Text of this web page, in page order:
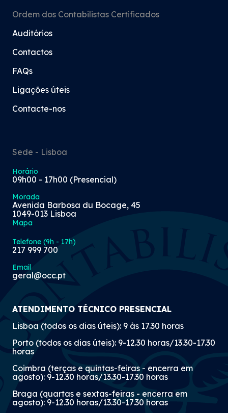
Ordem dos Contabilistas Certificados
Auditórios
Contactos
FAQs
Ligações úteis
Contacte-nos
Sede - Lisboa
Horário
09h00 - 17h00 (Presencial)
Morada
Avenida Barbosa du Bocage, 45
1049-013 Lisboa
Mapa
Telefone (9h - 17h)
217 999 700
Email
geral@occ.pt
ATENDIMENTO TÉCNICO PRESENCIAL
Lisboa (todos os dias úteis): 9 às 17.30 horas
Porto (todos os dias úteis): 9-12.30 horas/13.30-17.30
horas
Coimbra (terças e quintas-feiras - encerra em
agosto): 9-12.30 horas/13.30-17.30 horas
Braga (quartas e sextas-feiras - encerra em
agosto): 9-12.30 horas/13.30-17.30 horas